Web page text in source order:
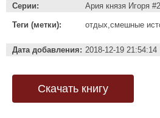
Серии: Ария князя Игоря #2
Теги (метки): отдых,смешные
Дата добавления: 2018-12-19 21:54:14
Скачать книгу